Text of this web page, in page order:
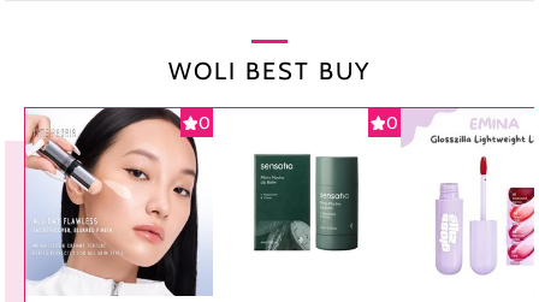
WOLI BEST BUY
0 0